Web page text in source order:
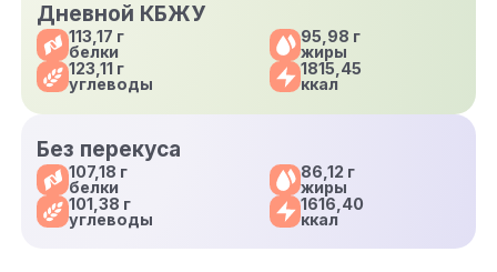
Дневной КБЖУ
113,17 г
белки
95,98 г
жиры
123,11 г
углеводы
1815,45
ккал
Без перекуса
107,18 г
белки
86,12 г
жиры
101,38 г
углеводы
1616,40
ккал